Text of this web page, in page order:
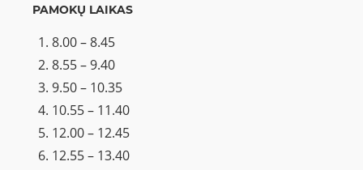
PAMOKŲ LAIKAS
8.00 – 8.45
8.55 – 9.40
9.50 – 10.35
10.55 – 11.40
12.00 – 12.45
12.55 – 13.40